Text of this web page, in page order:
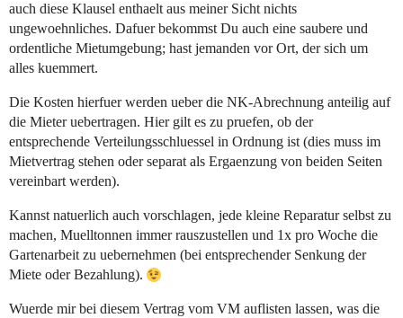
auch diese Klausel enthaelt aus meiner Sicht nichts
ungewoehnliches. Dafuer bekommst Du auch eine saubere und
ordentliche Mietumgebung; hast jemanden vor Ort, der sich um
alles kuemmert.
Die Kosten hierfuer werden ueber die NK-Abrechnung anteilig auf
die Mieter uebertragen. Hier gilt es zu pruefen, ob der
entsprechende Verteilungsschluessel in Ordnung ist (dies muss im
Mietvertrag stehen oder separat als Ergaenzung von beiden Seiten
vereinbart werden).
Kannst natuerlich auch vorschlagen, jede kleine Reparatur selbst zu
machen, Muelltonnen immer rauszustellen und 1x pro Woche die
Gartenarbeit zu uebernehmen (bei entsprechender Senkung der
Miete oder Bezahlung).
Wuerde mir bei diesem Vertrag vom VM auflisten lassen, was die